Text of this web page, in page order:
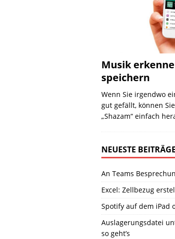
Musik
speichern
Wenn Sie irgendwo
gut gefällt, können
„Shazam“ einfach
NEUESTE BEITRÄGE
An Teams
Excel: Zellbezug
Spotify auf dem iPad
Auslagerungsdatei
so geht’s